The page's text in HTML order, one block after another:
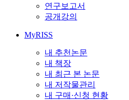
연구보고서
공개강의
MyRISS
내 추천논문
내 책장
내 최근 본 논문
내 저작물관리
내 구매·신청 현황